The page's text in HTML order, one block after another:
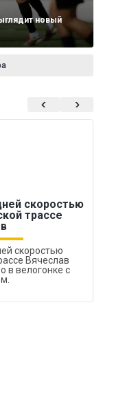
новый
скоростью
трассе
скоростью
Вячеслав
в велогонке с